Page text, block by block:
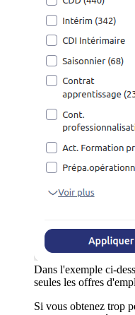
Dans l'exemple ci-
seules les offres
Si vous obtenez trop